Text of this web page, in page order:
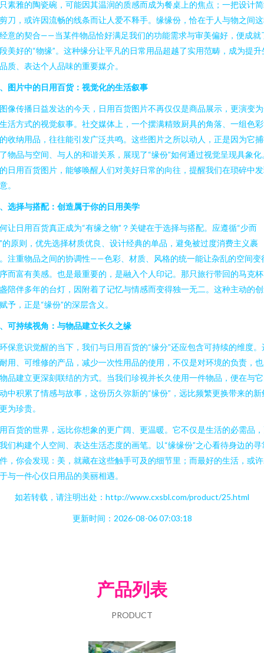
素雅的陶瓷碗，可能因其温润的质感而成为餐桌上的焦点；一把设计
刀，或许因流畅的线条而让人爱不释手。缘缘份，恰在于人与物之间
意的契合——当某件物品恰好满足我们的功能需求与审美偏好，便成就
美好的“物缘”。这种缘分让平凡的日常用品超越了实用范畴，成为提升
质、表达个人品味的重要媒介。
图片中的日用百货：视觉化的生活叙事
像传播日益发达的今天，日用百货图片不再仅仅是商品展示，更演变
活方式的视觉叙事。社交媒体上，一个摆满精致厨具的角落、一组色
收纳用品，往往能引发广泛共鸣。这些图片之所以动人，正是因为它
物品与空间、与人的和谐关系，展现了“缘份”如何通过视觉呈现具象化
日用百货图片，能够唤醒人们对美好日常的向往，提醒我们在琐碎中
。
选择与搭配：创造属于你的日用美学
让日用百货真正成为“有缘之物”？关键在于选择与搭配。应遵循“少而
的原则，优先选择材质优良、设计经典的单品，避免被过度消费主义裹
注重物品之间的协调性——色彩、材质、风格的统一能让杂乱的空间变
而富有美感。也是最重要的，是融入个人印记。那只旅行带回的马克
陪伴多年的台灯，因附着了记忆与情感而变得独一无二。这种主动的
予，正是“缘份”的深层含义。
可持续视角：与物品建立长久之缘
保意识觉醒的当下，我们与日用百货的“缘分”还应包含可持续的维度。
用、可维修的产品，减少一次性用品的使用，不仅是对环境的负责，
品建立更深刻联结的方式。当我们珍视并长久使用一件物品，便在与
中积累了情感与故事，这份历久弥新的“缘份”，远比频繁更换带来的新
为珍贵。
百货的世界，远比你想象的更广阔、更温暖。它不仅是生活的必需品
们构建个人空间、表达生活态度的画笔。以“缘缘份”之心看待身边的寻
，你会发现：美，就藏在这些触手可及的细节里；而最好的生活，或
与一件心仪日用品的美丽相遇。
如若转载，请注明出处：http://www.cxsbl.com/product/25.html
更新时间：2026-08-06 07:03:18
产品列表
PRODUCT